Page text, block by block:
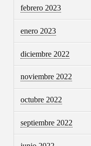
febrero 2023
enero 2023
diciembre 2022
noviembre 2022
octubre 2022
septiembre 2022